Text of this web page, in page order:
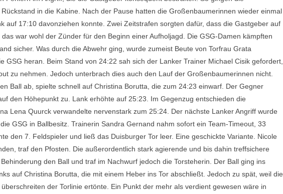
in die Kabine. Nach der Pause hatten die Großenbaumerinnen wieder einmal
auf 17:10 davonziehen konnte. Zwei Zeitstrafen sorgten dafür, dass die Gastgeber auf
war wohl der Zünder für den Beginn einer Aufholjagd. Die GSG-Damen kämpften
sicher. Was durch die Abwehr ging, wurde zumeist Beute von Torfrau Grata
GSG heran. Beim Stand von 24:22 sah sich der Lanker Trainer Michael Cisik gefordert,
zu nehmen. Jedoch unterbrach dies auch den Lauf der Großenbaumerinnen nicht.
Ball ab, spielte schnell auf Christina Borutta, die zum 24:23 einwarf. Der Gegner
den Höhepunkt zu. Lank erhöhte auf 25:23. Im Gegenzug entschieden die
Lena Quurck verwandelte nervenstark zum 25:24. Der nächste Lanker Angriff wurde
GSG in Ballbesitz. Trainerin Sandra Gernand nahm sofort ein Team-Timeout, 33
den 7. Feldspieler und ließ das Duisburger Tor leer. Eine geschickte Variante. Nicole
traf den Pfosten. Die außerordentlich stark agierende und bis dahin treffsichere
den Ball und traf im Nachwurf jedoch die Torsteherin. Der Ball ging ins
auf Christina Borutta, die mit einem Heber ins Tor abschließt. Jedoch zu spät, weil die
der Torlinie ertönte. Ein Punkt der mehr als verdient gewesen wäre in